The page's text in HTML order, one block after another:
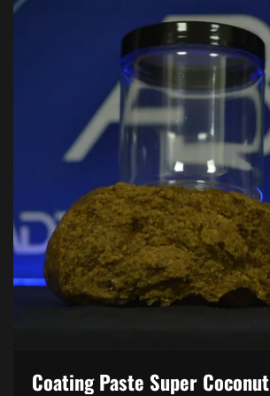
CHOSEN
ON
THE
PRODUCT
PAGE
Coating Paste Super Coconut